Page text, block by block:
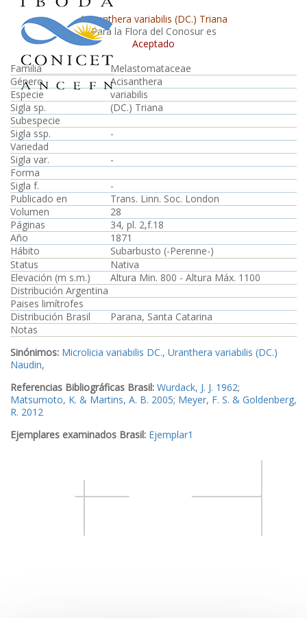
Acisanthera variabilis (DC.) Triana
Para la Flora del Conosur es
Aceptado
Familia
Melastomataceae
Género
Acisanthera
Especie
variabilis
Sigla sp.
(DC.) Triana
Subespecie
Sigla ssp.
-
Variedad
Sigla var.
-
Forma
Sigla f.
-
Publicado en
Trans. Linn. Soc. London
Volumen
28
Páginas
34, pl. 2,f.18
Año
1871
Hábito
Subarbusto (-Perenne-)
Status
Nativa
Elevación (m s.m.)
Altura Min. 800 - Altura Máx. 1100
Distribución Argentina
Paises limítrofes
Distribución Brasil
Parana, Santa Catarina
Notas
Sinónimos: Microlicia variabilis DC., Uranthera variabilis (DC.)
Naudin,
Referencias Bibliográficas Brasil: Wurdack, J. J. 1962;
Matsumoto, K. & Martins, A. B. 2005; Meyer, F. S. & Goldenberg,
R. 2012
Ejemplares examinados Brasil: Ejemplar1